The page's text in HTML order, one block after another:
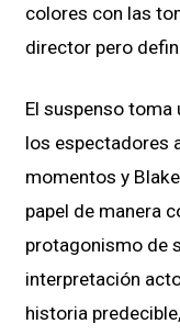
colores con las
director pero
El suspenso toma
los espectadores
momentos y
papel de manera
protagonismo de
interpretación
historia